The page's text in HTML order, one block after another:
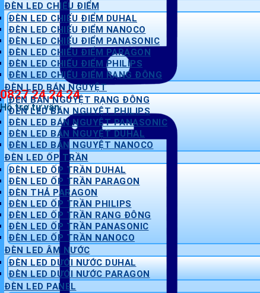
0827 24 24 24
Hỗ trợ tư vấn
ĐÈN LED CHIẾU ĐIỂM
ĐÈN LED CHIẾU ĐIỂM DUHAL
ĐÈN LED CHIẾU ĐIỂM NANOCO
ĐÈN LED CHIẾU ĐIỂM PANASONIC
ĐÈN LED CHIẾU ĐIỂM PARAGON
ĐÈN LED CHIẾU ĐIỂM PHILIPS
ĐÈN LED CHIẾU ĐIỂM RẠNG ĐÔNG
ĐÈN LED BÁN NGUYỆT
ĐÈN BÁN NGUYỆT RẠNG ĐÔNG
ĐÈN LED BÁN NGUYỆT PHILIPS
ĐÈN LED BÁN NGUYỆT PANASONIC
ĐÈN LED BÁN NGUYỆT DUHAL
ĐÈN LED BÁN NGUYỆT NANOCO
ĐÈN LED ỐP TRẦN
ĐÈN LED ỐP TRẦN DUHAL
ĐÈN LED ỐP TRẦN PARAGON
ĐÈN THẢ PARAGON
ĐÈN LED ỐP TRẦN PHILIPS
ĐÈN LED ỐP TRẦN RẠNG ĐÔNG
ĐÈN LED ỐP TRẦN PANASONIC
ĐÈN LED ỐP TRẦN NANOCO
ĐÈN LED ÂM NƯỚC
ĐÈN LED DƯỚI NƯỚC DUHAL
ĐÈN LED DƯỚI NƯỚC PARAGON
ĐÈN LED PANEL